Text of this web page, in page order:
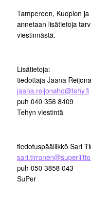
Tampereen, Kuopion
annetaan lisätietoja
viestinnästä.
Lisätietoja:
tiedottaja Jaana
jaana.reijonaho@tehy.fi
puh 040 356 8409
Tehyn viestintä
tiedotuspäällikkö Sari
puh 050 3858 043
SuPer